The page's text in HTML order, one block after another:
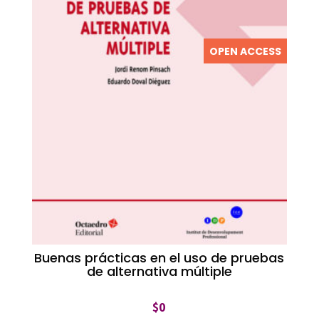
OPEN ACCESS
Buenas prácticas en el uso de pruebas
de alternativa múltiple
$0